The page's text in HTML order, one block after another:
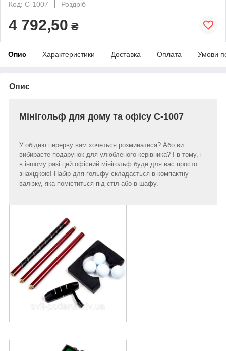
Код: C-1007
Роздріб
4 792,50 ₴
Опис Характеристики Доставка Оплата Умови
Опис
Мінігольф для дому та офісу C-1007
У обідню перерву вам хочеться розминатися? Або ви
вибираєте подарунок для улюбленого керівника? І в тому, і
в іншому разі цей офісний мінігольф буде для вас просто
знахідкою! Набір для гольфу складається в компактну
валізку, яка поміститься під стіл або в шафу.